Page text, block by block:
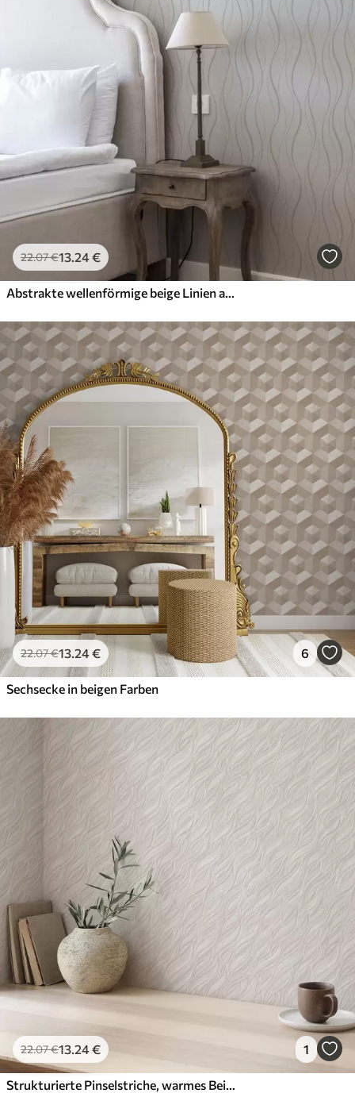
Methode der
Nahtlose Anwendung
Verfügbare Materialien
45.0027.00€/m²
Premium
56.67
Premium-Vinyl
65.00 .00 /m²
22.07€13.24€
Abstrakte wellenförmige beige Linien auf weißem Hintergrund
22.07€13.24€ 6
Sechsecke in beigen Farben
22.07€13.24€ 1
Strukturierte Pinselstriche, warmes Beige